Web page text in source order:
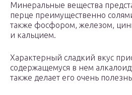
Минеральные вещества
перце преимущественно
также фосфором, железом,
и кальцием.
Характерный сладкий вкус
содержащемуся в нем
также делает его очень